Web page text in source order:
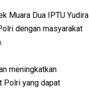
Muara Dua IPTU Yudira
dengan masyarakat
meningkatkan
Polri yang dapat